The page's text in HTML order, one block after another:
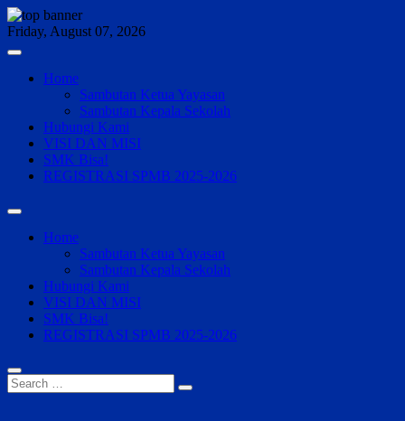
Skip
to
content
Friday, August 07, 2026
Home
Sambutan Ketua Yayasan
Sambutan Kepala Sekolah
Hubungi Kami
VISI DAN MISI
SMK Bisa!
REGISTRASI SPMB 2025-2026
Home
Sambutan Ketua Yayasan
Sambutan Kepala Sekolah
Hubungi Kami
VISI DAN MISI
SMK Bisa!
REGISTRASI SPMB 2025-2026
Search
…